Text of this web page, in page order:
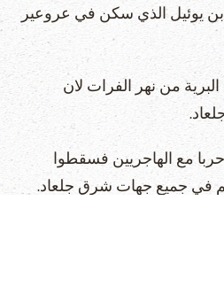
بن يوئيل الذي سكن في عروعير
من نهر الفرات لان
مع الهاجريين فسقطوا
في جميع جهات شرق جلعاد.